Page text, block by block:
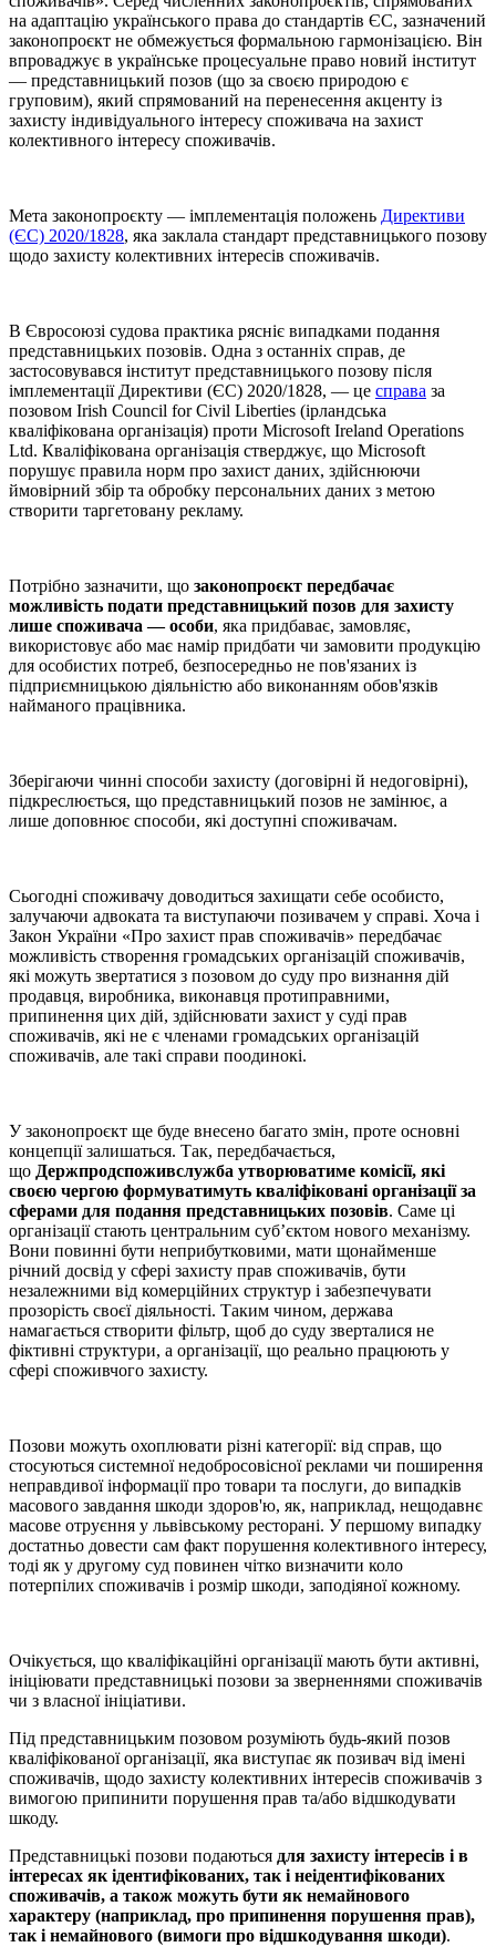
на адаптацію українського права до стандартів ЄС, зазначений
законопроєкт не обмежується формальною гармонізацією. Він
впроваджує в українське процесуальне право новий інститут
— представницький позов (що за своєю природою є
груповим), який спрямований на перенесення акценту із
захисту індивідуального інтересу споживача на захист
колективного інтересу споживачів.
Мета законопроєкту — імплементація положень Директиви
(ЄС) 2020/1828, яка заклала стандарт представницького позову
щодо захисту колективних інтересів споживачів.
В Євросоюзі судова практика рясніє випадками подання
представницьких позовів. Одна з останніх справ, де
застосовувався інститут представницького позову після
імплементації Директиви (ЄС) 2020/1828, — це справа за
позовом Irish Council for Civil Liberties (ірландська
кваліфікована організація) проти Microsoft Ireland Operations
Ltd. Кваліфікована організація стверджує, що Microsoft
порушує правила норм про захист даних, здійснюючи
ймовірний збір та обробку персональних даних з метою
створити таргетовану рекламу.
Потрібно зазначити, що законопроєкт передбачає
можливість подати представницький позов для захисту
лише споживача — особи, яка придбаває, замовляє,
використовує або має намір придбати чи замовити продукцію
для особистих потреб, безпосередньо не пов'язаних із
підприємницькою діяльністю або виконанням обов'язків
найманого працівника.
Зберігаючи чинні способи захисту (договірні й недоговірні),
підкреслюється, що представницький позов не замінює, а
лише доповнює способи, які доступні споживачам.
Сьогодні споживачу доводиться захищати себе особисто,
залучаючи адвоката та виступаючи позивачем у справі. Хоча і
Закон України «Про захист прав споживачів» передбачає
можливість створення громадських організацій споживачів,
які можуть звертатися з позовом до суду про визнання дій
продавця, виробника, виконавця протиправними,
припинення цих дій, здійснювати захист у суді прав
споживачів, які не є членами громадських організацій
споживачів, але такі справи поодинокі.
У законопроєкт ще буде внесено багато змін, проте основні
концепції залишаться. Так, передбачається,
що Держпродспоживслужба утворюватиме комісії, які
своєю чергою формуватимуть кваліфіковані організації за
сферами для подання представницьких позовів. Саме ці
організації стають центральним суб’єктом нового механізму.
Вони повинні бути неприбутковими, мати щонайменше
річний досвід у сфері захисту прав споживачів, бути
незалежними від комерційних структур і забезпечувати
прозорість своєї діяльності. Таким чином, держава
намагається створити фільтр, щоб до суду зверталися не
фіктивні структури, а організації, що реально працюють у
сфері споживчого захисту.
Позови можуть охоплювати різні категорії: від справ, що
стосуються системної недобросовісної реклами чи поширення
неправдивої інформації про товари та послуги, до випадків
масового завдання шкоди здоров'ю, як, наприклад, нещодавнє
масове отруєння у львівському ресторані. У першому випадку
достатньо довести сам факт порушення колективного інтересу,
тоді як у другому суд повинен чітко визначити коло
потерпілих споживачів і розмір шкоди, заподіяної кожному.
Очікується, що кваліфікаційні організації мають бути активні,
ініціювати представницькі позови за зверненнями споживачів
чи з власної ініціативи.
Під представницьким позовом розуміють будь-який позов
кваліфікованої організації, яка виступає як позивач від імені
споживачів, щодо захисту колективних інтересів споживачів з
вимогою припинити порушення прав та/або відшкодувати
шкоду.
Представницькі позови подаються для захисту інтересів і в
інтересах як ідентифікованих, так і неідентифікованих
споживачів, а також можуть бути як немайнового
характеру (наприклад, про припинення порушення прав),
так і немайнового (вимоги про відшкодування шкоди).